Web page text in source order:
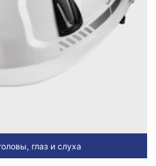
глаз и слуха